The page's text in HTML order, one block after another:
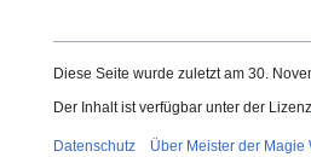
Diese Seite wurde zuletzt am 30.
Der Inhalt ist verfügbar unter der Lizenz
Datenschutz Über Meister der Magie